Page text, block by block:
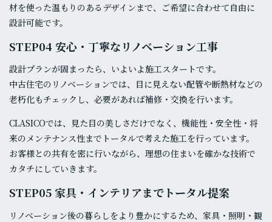
材を使った温もりのあるデザインまで、ご希望に合わせて自由に
設計可能です。
STEP04 安心・丁寧なリノベーション工事
設計プランが固まったら、いよいよ施工スタートです。
中古住宅のリノベーションでは、目に見えない配管や断熱材などの
老朽化もチェックし、必要があれば補修・交換を行います。
CLASICOでは、見た目の美しさだけでなく、機能性・安全性・将
来のメンテナンス性までトータルで考えた施工を行っています。
お客様との共有を密に行いながら、理想の住まいを確かな技術で
カタチにしていきます。
STEP05 家具・インテリアまでトータル提案
リノベーション後の暮らしをより豊かにするため、家具・照明・観